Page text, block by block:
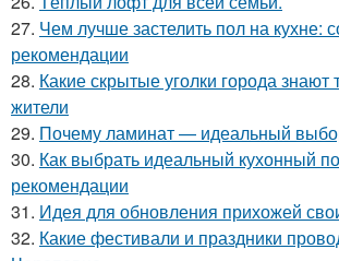
27. Чем лучше застелить пол на кухне:
рекомендации
28. Какие скрытые уголки города знают
жители
29. Почему ламинат — идеальный
30. Как выбрать идеальный кухонный
рекомендации
31. Идея для обновления прихожей
32. Какие фестивали и праздники